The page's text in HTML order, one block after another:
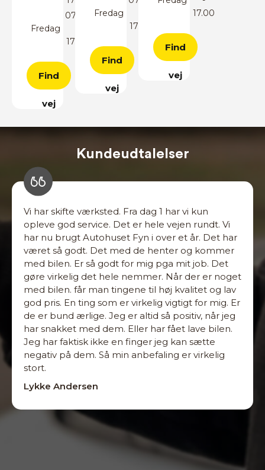
Fredag
07.00
17.00
Find
vej
Fredag
17.00
Find
vej
17.00
Find
vej
Kundeudtalelser
Vi har skifte værksted. Fra dag 1 har vi kun
opleve god service. Det er hele vejen rundt. Vi
har nu brugt Autohuset Fyn i over et år. Det har
været så godt. Det med de henter og kommer
med bilen. Er så godt for mig pga mit job. Det
gøre virkelig det hele nemmer. Når der er noget
med bilen. får man tingene til høj kvalitet og lav
god pris. En ting som er virkelig vigtigt for mig. Er
de er bund ærlige. Jeg er altid så positiv, når jeg
har snakket med dem. Eller har fået lave bilen.
Jeg har faktisk ikke en finger jeg kan sætte
negativ på dem. Så min anbefaling er virkelig
stort.
Lykke Andersen